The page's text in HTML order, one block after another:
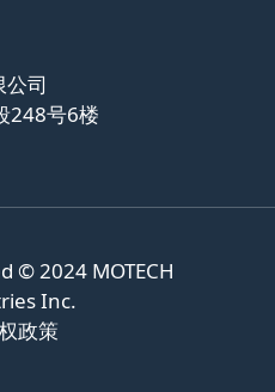
司
248号6楼
© 2024 MOTECH
Inc.
政策